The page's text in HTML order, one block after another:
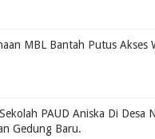
MBL Bantah Putus Akses
PAUD Aniska Di Desa
Gedung Baru.